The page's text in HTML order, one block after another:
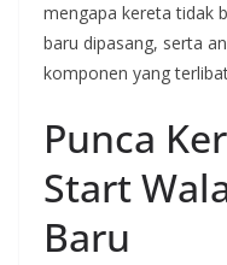
mengapa kereta tidak
baru dipasang, serta
komponen yang
Punca
Start
Baru